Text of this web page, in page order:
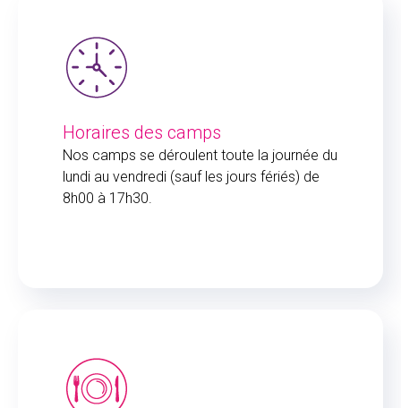
Horaires des camps
Nos camps se déroulent toute la journée du
lundi au vendredi (sauf les jours fériés) de
8h00 à 17h30.